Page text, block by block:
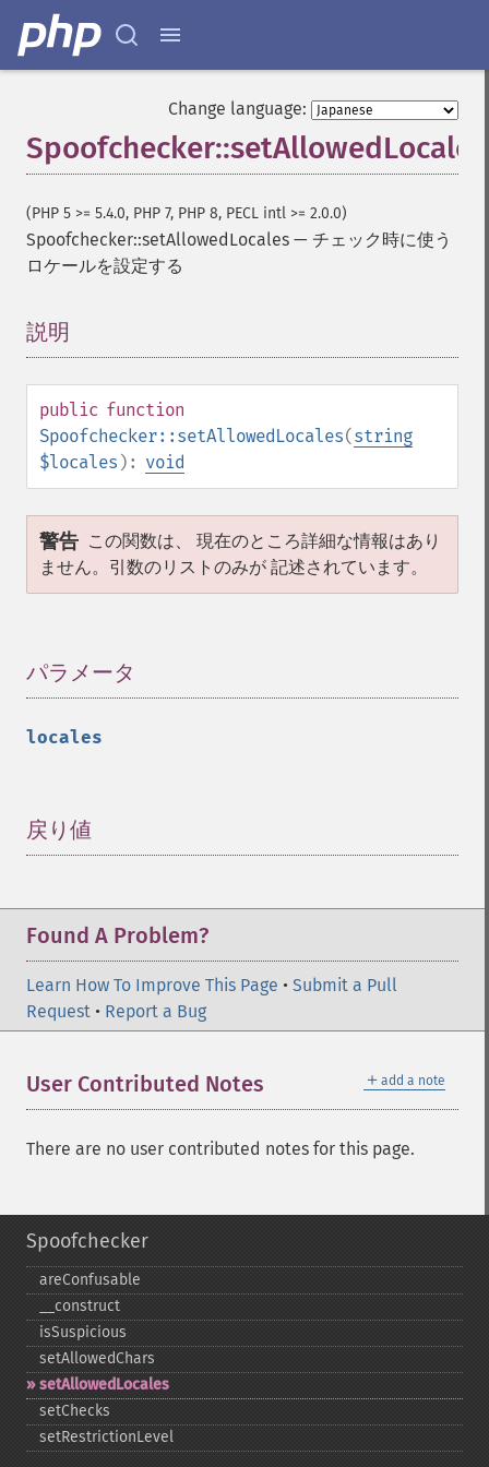
Change language:
Spoofchecker::setAllowedLocales
(PHP 5 >= 5.4.0, PHP 7, PHP 8, PECL intl >= 2.0.0)
Spoofchecker::setAllowedLocales — チェック時に使う
ロケールを設定する
説明
public function
Spoofchecker::setAllowedLocales(string
$locales ): void
警告 この関数は、 現在のところ詳細な情報はあり
ません。引数のリストのみが 記述されています。
パラメータ
locales
戻り値
Found A Problem?
Learn How To Improve This Page • Submit a Pull
Request • Report a Bug
＋ add a note
User Contributed Notes
There are no user contributed notes for this page.
Spoofchecker
areConfusable
_​_​construct
isSuspicious
setAllowedChars
setAllowedLocales
setChecks
setRestrictionLevel